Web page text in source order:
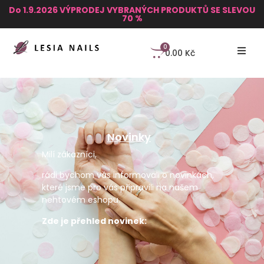
Do 1.9.2026 VÝPRODEJ VYBRANÝCH PRODUKTŮ SE SLEVOU
70 %
0.00 Kč
0
Novinky
Milí zákazníci,
rádi bychom vás informovali o novinkách,
které jsme pro vás připravili na našem
nehtovém eshopu.
Zde je přehled novinek: